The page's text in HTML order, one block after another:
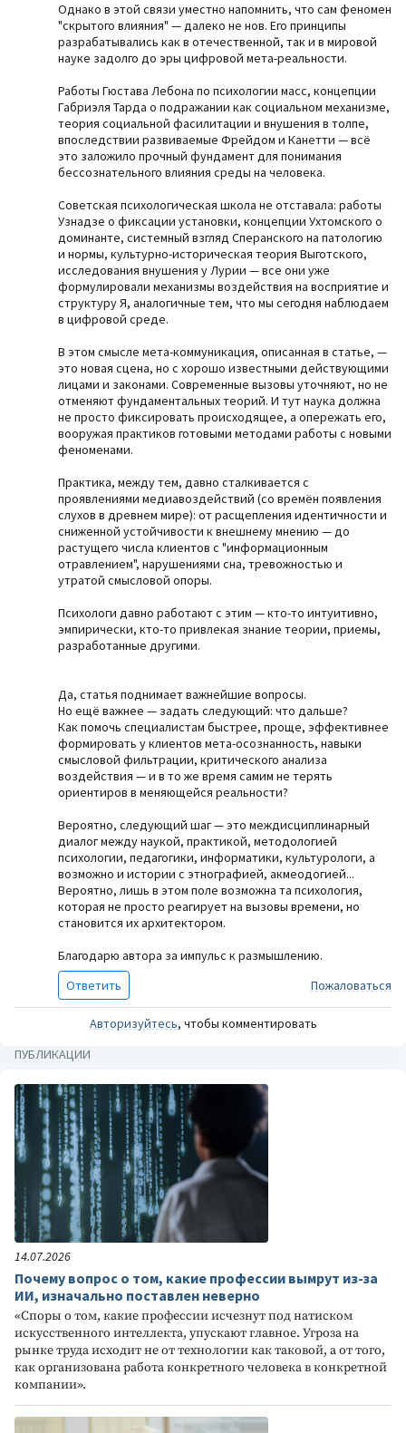
Однако в этой связи уместно напомнить, что сам феномен
"скрытого влияния" — далеко не нов. Его принципы
разрабатывались как в отечественной, так и в мировой
науке задолго до эры цифровой мета-реальности.
Работы Гюстава Лебона по психологии масс, концепции
Габриэля Тарда о подражании как социальном механизме,
теория социальной фасилитации и внушения в толпе,
впоследствии развиваемые Фрейдом и Канетти — всё
это заложило прочный фундамент для понимания
бессознательного влияния среды на человека.
Советская психологическая школа не отставала: работы
Узнадзе о фиксации установки, концепции Ухтомского о
доминанте, системный взгляд Сперанского на патологию
и нормы, культурно-историческая теория Выготского,
исследования внушения у Лурии — все они уже
формулировали механизмы воздействия на восприятие и
структуру Я, аналогичные тем, что мы сегодня наблюдаем
в цифровой среде.
В этом смысле мета-коммуникация, описанная в статье, —
это новая сцена, но с хорошо известными действующими
лицами и законами. Современные вызовы уточняют, но не
отменяют фундаментальных теорий. И тут наука должна
не просто фиксировать происходящее, а опережать его,
вооружая практиков готовыми методами работы с новыми
феноменами.
Практика, между тем, давно сталкивается с
проявлениями медиавоздействий (со времён появления
слухов в древнем мире): от расщепления идентичности и
сниженной устойчивости к внешнему мнению — до
растущего числа клиентов с "информационным
отравлением", нарушениями сна, тревожностью и
утратой смысловой опоры.
Психологи давно работают с этим — кто-то интуитивно,
эмпирически, кто-то привлекая знание теории, приемы,
разработанные другими.
Да, статья поднимает важнейшие вопросы.
Но ещё важнее — задать следующий: что дальше?
Как помочь специалистам быстрее, проще, эффективнее
формировать у клиентов мета-осознанность, навыки
смысловой фильтрации, критического анализа
воздействия — и в то же время самим не терять
ориентиров в меняющейся реальности?
Вероятно, следующий шаг — это междисциплинарный
диалог между наукой, практикой, методологией
психологии, педагогики, информатики, культурологи, а
возможно и истории с этнографией, акмеодогией...
Вероятно, лишь в этом поле возможна та психология,
которая не просто реагирует на вызовы времени, но
становится их архитектором.
Благодарю автора за импульс к размышлению.
Ответить
Пожаловаться
Авторизуйтесь, чтобы комментировать
ПУБЛИКАЦИИ
14.07.2026
Почему вопрос о том, какие профессии вымрут из-за
ИИ, изначально поставлен неверно
«Споры о том, какие профессии исчезнут под натиском
искусственного интеллекта, упускают главное. Угроза на
рынке труда исходит не от технологии как таковой, а от того,
как организована работа конкретного человека в конкретной
компании».